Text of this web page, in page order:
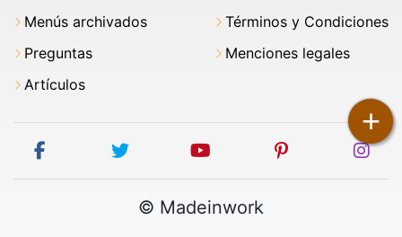
+
Menús archivados
Preguntas
Artículos
Términos y Condiciones
Menciones legales
facebook twitter youtube pinterest
© Madeinwork